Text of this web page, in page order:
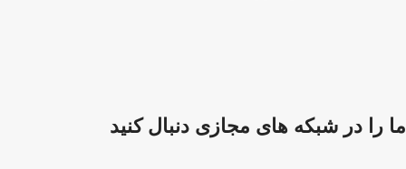
ما را در شبکه های مجازی دنبال کنید